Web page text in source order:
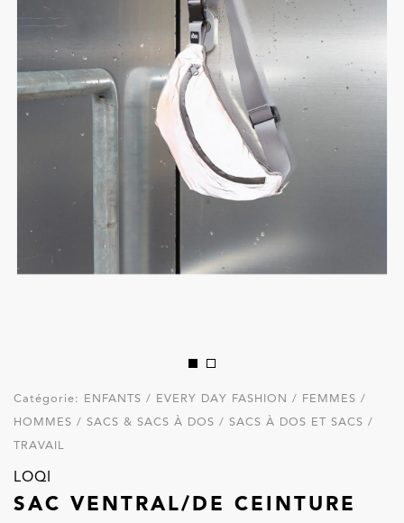
Catégorie: ENFANTS / EVERY DAY FASHION / FEMMES /
HOMMES / SACS & SACS À DOS / SACS À DOS ET SACS /
TRAVAIL
LOQI
SAC VENTRAL/DE CEINTURE